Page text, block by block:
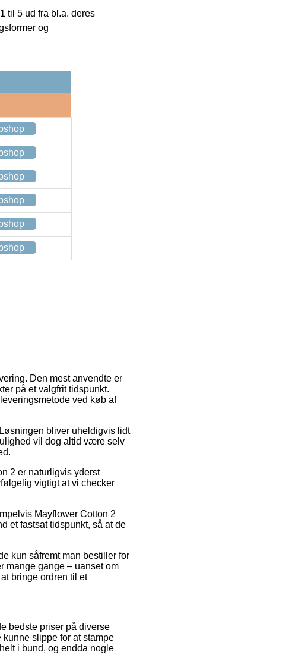
til 5 ud fra bl.a. deres
og
Den mest anvendte er
på et valgfrit tidspunkt.
ved køb af
bliver uheldigvis lidt
vil dog altid være selv
2 er naturligvis yderst
vigtigt at vi checker
Mayflower Cotton 2
et fastsat tidspunkt, så at de
kun såfremt man bestiller for
mange gange – uanset om
bringe ordren til et
bedste priser på diverse
slippe for at stampe
i bund, og endda nogle